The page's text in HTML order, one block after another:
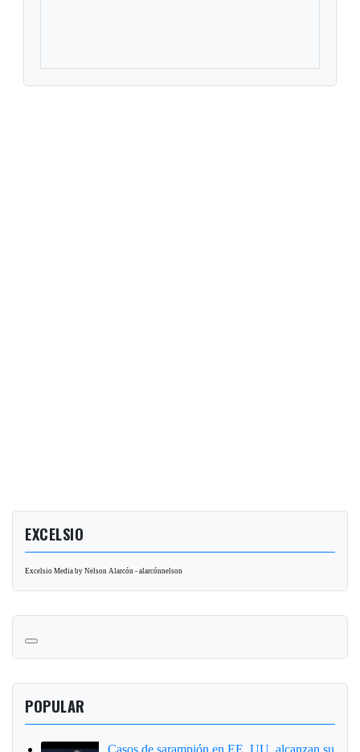
EXCELSIO
Excelsio Media by Nelson Alarcón - alarcónnelson
POPULAR
Casos de sarampión en EE. UU. alcanzan su